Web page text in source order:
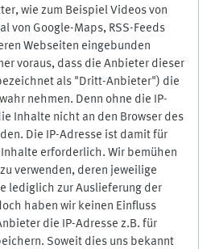
wie zum Beispiel Videos von
von Google-Maps, RSS-Feeds
Webseiten eingebunden
voraus, dass die Anbieter dieser
als "Dritt-Anbieter") die
nehmen. Denn ohne die IP-
Inhalte nicht an den Browser des
Die IP-Adresse ist damit für
erforderlich. Wir bemühen
verwenden, deren jeweilige
lediglich zur Auslieferung der
haben wir keinen Einfluss
die IP-Adresse z.B. für
Soweit dies uns bekannt